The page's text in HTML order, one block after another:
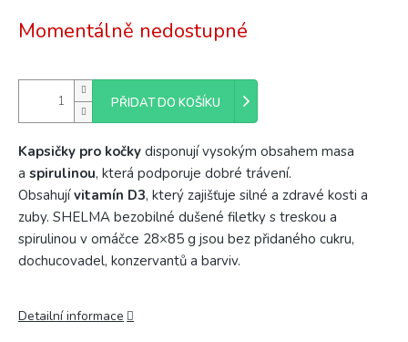
Momentálně nedostupné
PŘIDAT DO KOŠÍKU
Kapsičky pro kočky disponují vysokým obsahem masa
a spirulinou, která podporuje dobré trávení.
Obsahujívitamín D3, který zajišťuje silné a zdravé kosti a
zuby. SHELMA bezobilné dušené filetky s treskou a
spirulinou v omáčce 28×85 g jsou bez přidaného cukru,
dochucovadel, konzervantů a barviv.
Detailní informace